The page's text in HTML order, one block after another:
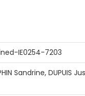
IE0254-7203
Sandrine, DUPUIS